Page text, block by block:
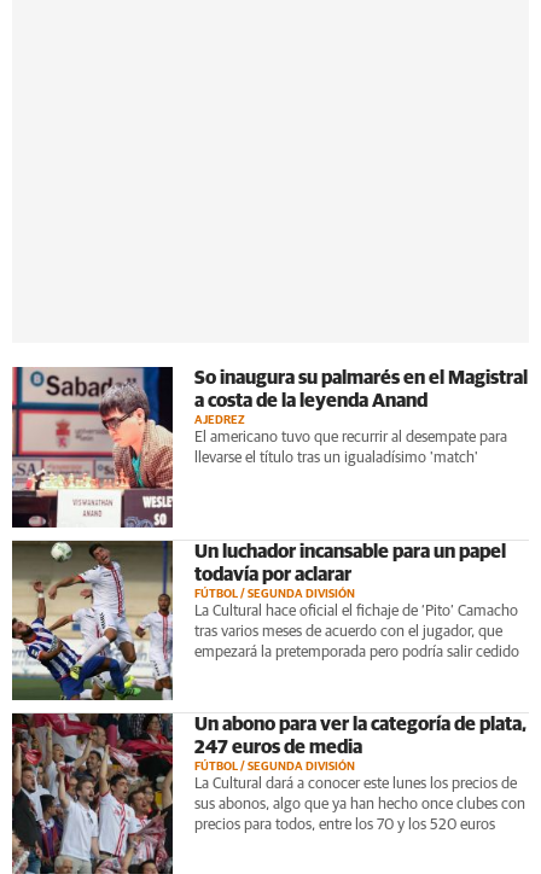
So inaugura su palmarés en el Magistral
a costa de la leyenda Anand
AJEDREZ
El americano tuvo que recurrir al desempate para
llevarse el título tras un igualadísimo 'match'
Un luchador incansable para un papel
todavía por aclarar
FÚTBOL / SEGUNDA DIVISIÓN
La Cultural hace oficial el fichaje de ‘Pito’ Camacho
tras varios meses de acuerdo con el jugador, que
empezará la pretemporada pero podría salir cedido
Un abono para ver la categoría de plata,
247 euros de media
FÚTBOL / SEGUNDA DIVISIÓN
La Cultural dará a conocer este lunes los precios de
sus abonos, algo que ya han hecho once clubes con
precios para todos, entre los 70 y los 520 euros